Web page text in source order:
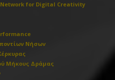
for Digital Creativity
Νήσων
Μήκους Δράμας